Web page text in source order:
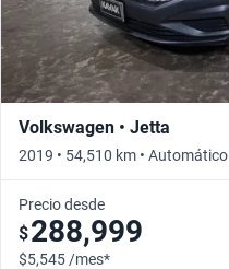
Volkswagen • Jetta
2019 • 54,510 km • Automático
Precio desde
$288,999
$5,545 /mes*